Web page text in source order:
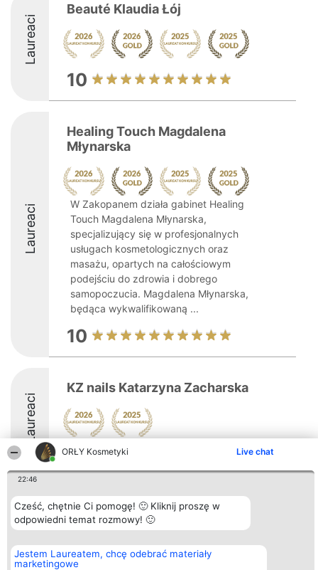
ORŁY Kosmetyki Live chat
22:46
Cześć, chętnie Ci pomogę! 🙂 Kliknij proszę w
odpowiedni temat rozmowy! 🙂
Jestem Laureatem, chcę odebrać materiały
marketingowe
Laureaci
Beauté Klaudia Łój
10
Laureaci
Healing Touch Magdalena
Młynarska
W Zakopanem działa gabinet Healing
Touch Magdalena Młynarska,
specjalizujący się w profesjonalnych
usługach kosmetologicznych oraz
masażu, opartych na całościowym
podejściu do zdrowia i dobrego
samopoczucia. Magdalena Młynarska,
będąca wykwalifikowaną ...
10
Laureaci
KZ nails Katarzyna Zacharska
8.7
Organizator plebiscytu
Bright Side Solutions sp. z o.
o. sp. k.
Wrocław 50-079
KRS 0000749100 | Regon
Plebiscyt
Laureaci
Lista
Laureatów
Zasady
Blog
List of